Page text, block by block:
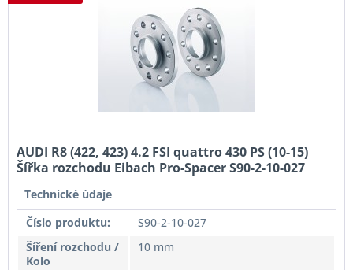
AUDI R8 (422, 423) 4.2 FSI quattro 430 PS (10-15)
Šířka rozchodu Eibach Pro-Spacer S90-2-10-027
Technické údaje
Číslo produktu:
S90-2-10-027
Šíření rozchodu /
Kolo
10 mm